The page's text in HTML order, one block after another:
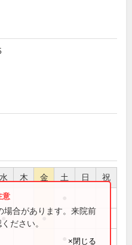
水 木 金 土 日 祝
● ●
場合があります。来院前
ださい。
×閉じる